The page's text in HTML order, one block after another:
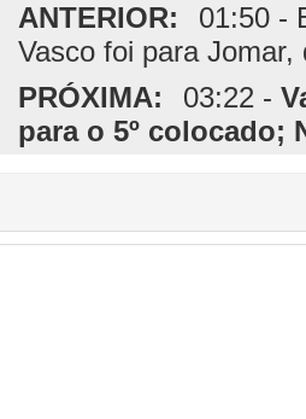
ANTERIOR:
01:50 -
Vasco foi para
PRÓXIMA:
03:22 -
para o 5º colocado;